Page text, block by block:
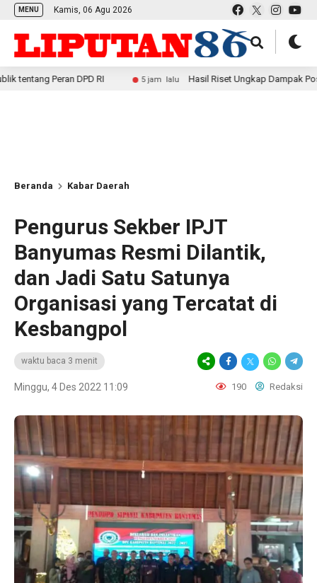
MENU Kamis, 06 Agu 2026
DPD RI 5 jam lalu Hasil Riset Ungkap Dampak Positif MBG
Beranda Kabar Daerah
Pengurus Sekber IPJT
Banyumas Resmi Dilantik,
dan Jadi Satu Satunya
Organisasi yang Tercatat di
Kesbangpol
waktu baca 3 menit
Minggu, 4 Des 2022 11:09 190 Redaksi